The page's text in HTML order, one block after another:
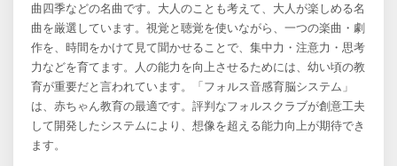
曲四季などの名曲です。大人のことも考えて、大人が楽しめる名
曲を厳選しています。視覚と聴覚を使いながら、一つの楽曲・劇
作を、時間をかけて見て聞かせることで、集中力・注意力・思考
力などを育てます。人の能力を向上させるためには、幼い頃の教
育が重要だと言われています。「フォルス音感育脳システム」
は、赤ちゃん教育の最適です。評判なフォルスクラブが創意工夫
して開発したシステムにより、想像を超える能力向上が期待でき
ます。